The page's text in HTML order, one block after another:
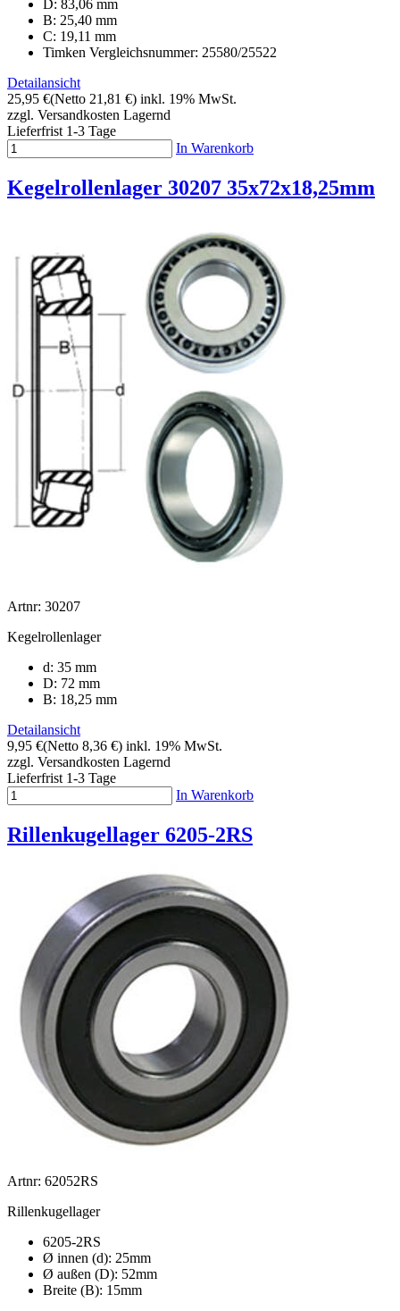
D: 83,06 mm
B: 25,40 mm
C: 19,11 mm
Timken Vergleichsnummer: 25580/25522
Detailansicht
25,95 €(Netto 21,81 €) inkl. 19% MwSt.
zzgl. Versandkosten Lagernd
Lieferfrist 1-3 Tage
In Warenkorb
Kegelrollenlager 30207 35x72x18,25mm
Artnr: 30207
Kegelrollenlager
d: 35 mm
D: 72 mm
B: 18,25 mm
Detailansicht
9,95 €(Netto 8,36 €) inkl. 19% MwSt.
zzgl. Versandkosten Lagernd
Lieferfrist 1-3 Tage
In Warenkorb
Rillenkugellager 6205-2RS
Artnr: 62052RS
Rillenkugellager
6205-2RS
Ø innen (d): 25mm
Ø außen (D): 52mm
Breite (B): 15mm